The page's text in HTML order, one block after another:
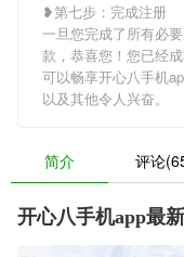
❥第七步：完成注册
一旦您完成了所有必
款，恭喜您！您已经
可以畅享开心八手机
以及其他令人兴奋。
简介 评论
开心八手机app最